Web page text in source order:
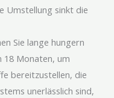
Umstellung sinkt die
Sie lange hungern
18 Monaten, um
bereitzustellen, die
unerlässlich sind,